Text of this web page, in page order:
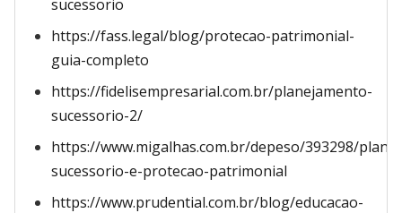
sucessorio
https://fass.legal/blog/protecao-patrimonial-
guia-completo
https://fidelisempresarial.com.br/planejamento-
sucessorio-2/
https://www.migalhas.com.br/depeso/393298/
sucessorio-e-protecao-patrimonial
https://www.prudential.com.br/blog/educacao-